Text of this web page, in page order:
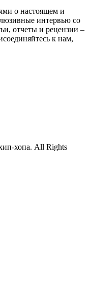
о настоящем и
интервью со
отчеты и рецензии –
к нам,
хопа. All Rights